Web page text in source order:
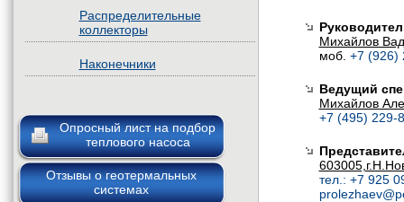
Распределительные
коллекторы
Наконечники
Опросный лист на подбор
теплового насоса
Отзывы о геотермальных
системах
Михайлов
моб. +7 (926)
Ведущий
Михайлов
+7 (495) 229-
тел.: +7 925